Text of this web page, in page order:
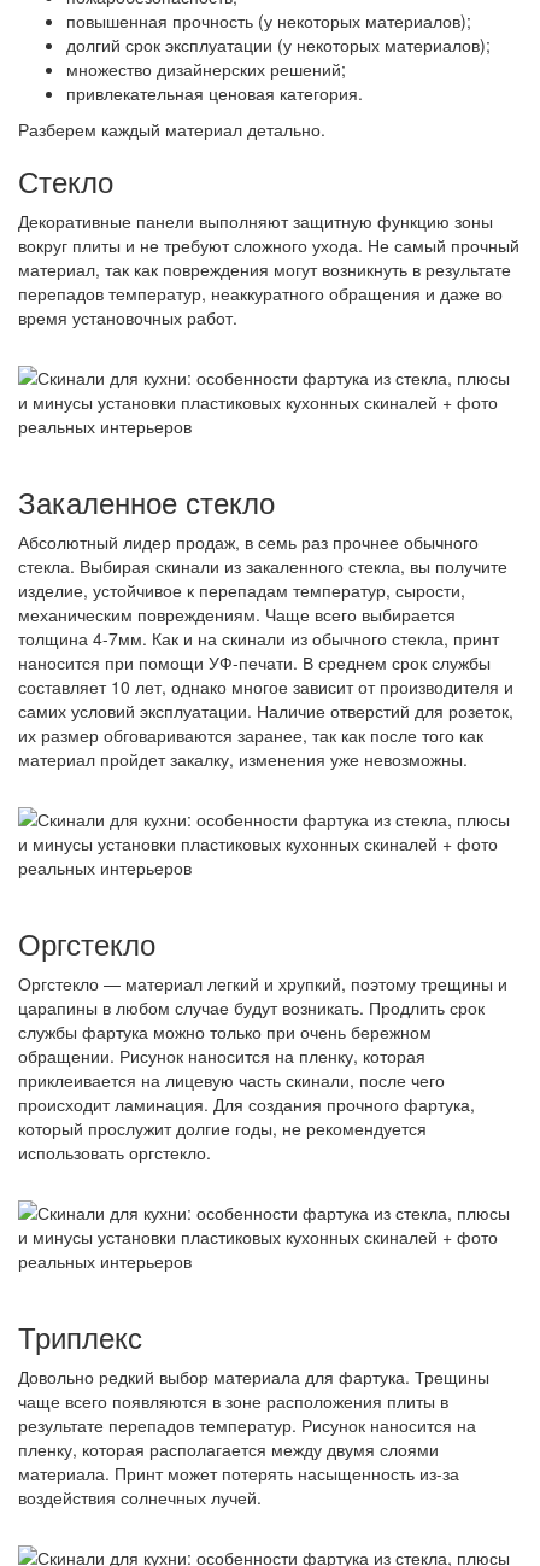
повышенная прочность (у некоторых материалов);
долгий срок эксплуатации (у некоторых материалов);
множество дизайнерских решений;
привлекательная ценовая категория.
Разберем каждый материал детально.
Стекло
Декоративные панели выполняют защитную функцию зоны
вокруг плиты и не требуют сложного ухода. Не самый прочный
материал, так как повреждения могут возникнуть в результате
перепадов температур, неаккуратного обращения и даже во
время установочных работ.
Закаленное стекло
Абсолютный лидер продаж, в семь раз прочнее обычного
стекла. Выбирая скинали из закаленного стекла, вы получите
изделие, устойчивое к перепадам температур, сырости,
механическим повреждениям. Чаще всего выбирается
толщина 4-7мм. Как и на скинали из обычного стекла, принт
наносится при помощи УФ-печати. В среднем срок службы
составляет 10 лет, однако многое зависит от производителя и
самих условий эксплуатации. Наличие отверстий для розеток,
их размер обговариваются заранее, так как после того как
материал пройдет закалку, изменения уже невозможны.
Оргстекло
Оргстекло — материал легкий и хрупкий, поэтому трещины и
царапины в любом случае будут возникать. Продлить срок
службы фартука можно только при очень бережном
обращении. Рисунок наносится на пленку, которая
приклеивается на лицевую часть скинали, после чего
происходит ламинация. Для создания прочного фартука,
который прослужит долгие годы, не рекомендуется
использовать оргстекло.
Триплекс
Довольно редкий выбор материала для фартука. Трещины
чаще всего появляются в зоне расположения плиты в
результате перепадов температур. Рисунок наносится на
пленку, которая располагается между двумя слоями
материала. Принт может потерять насыщенность из-за
воздействия солнечных лучей.